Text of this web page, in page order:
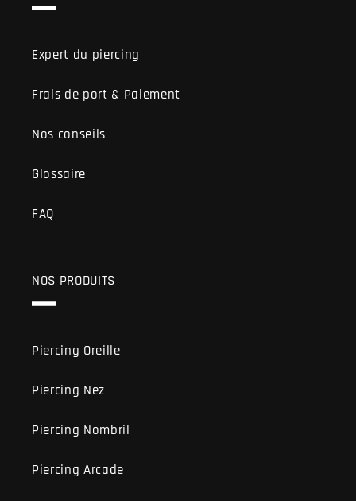
Expert du piercing
Frais de port & Paiement
Nos conseils
Glossaire
FAQ
NOS PRODUITS
Piercing Oreille
Piercing Nez
Piercing Nombril
Piercing Arcade